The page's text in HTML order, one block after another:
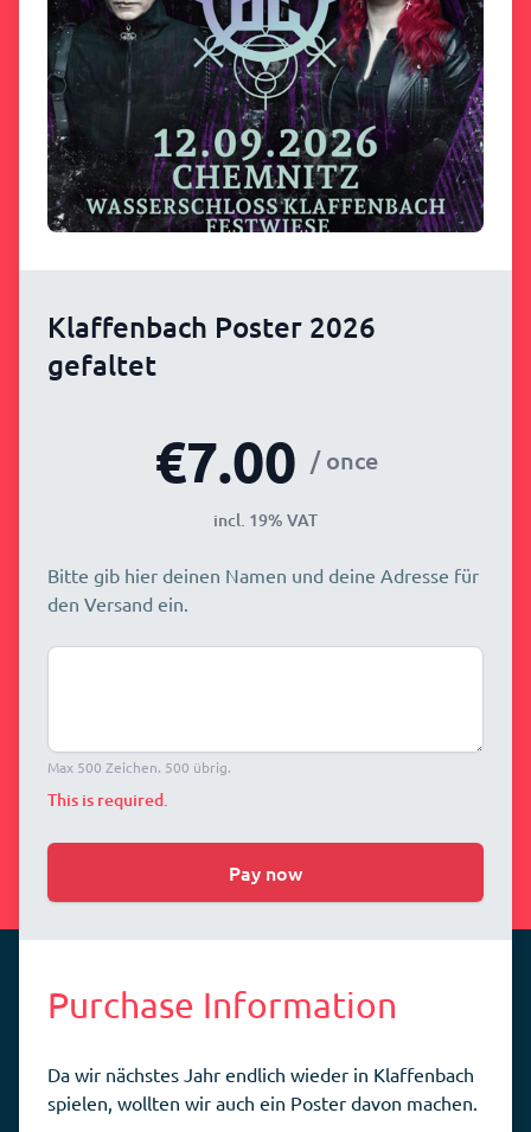
Klaffenbach Poster 2026
gefaltet
€7.00 / once
incl. 19% VAT
Bitte gib hier deinen Namen und deine Adresse für
den Versand ein.
Max 500 Zeichen. 500 übrig.
This is required.
Pay now
Purchase Information
Da wir nächstes Jahr endlich wieder in Klaffenbach
spielen, wollten wir auch ein Poster davon machen.